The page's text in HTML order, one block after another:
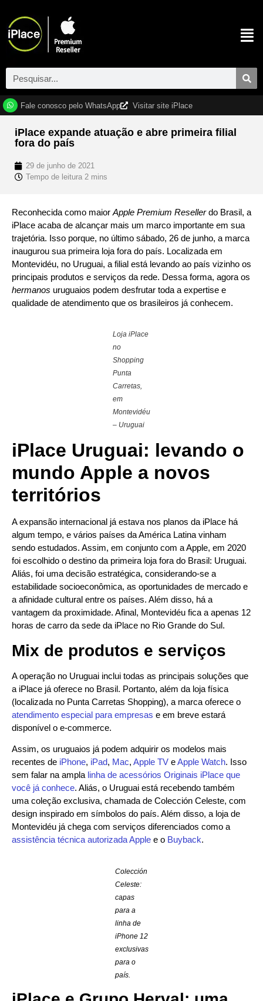
Fale conosco pelo WhatsApp Visitar site iPlace
iPlace expande atuação e abre primeira filial
fora do país
29 de junho de 2021
Reconhecida como maior Apple Premium Resellerdo Brasil, a
iPlace acaba de alcançar mais um marco importante em sua
trajetória. Isso porque, no último sábado, 26 de junho, a marca
inaugurou sua primeira loja fora do país. Localizada em
Montevidéu, no Uruguai, a filial está levando ao país vizinho os
principais produtos e serviços da rede. Dessa forma, agora os
hermanos uruguaios podem desfrutar toda a expertise e
qualidade de atendimento que os brasileiros já conhecem.
Loja iPlace
no
Shopping
Punta
Carretas,
em
Montevidéu
– Uruguai
iPlace Uruguai: levando o
mundo Apple a novos
territórios
A expansão internacional já estava nos planos da iPlace há
algum tempo, e vários países da América Latina vinham
sendo estudados. Assim, em conjunto com a Apple, em 2020
foi escolhido o destino da primeira loja fora do Brasil: Uruguai.
Aliás, foi uma decisão estratégica, considerando-se a
estabilidade socioeconômica, as oportunidades de mercado e
a afinidade cultural entre os países. Além disso, há a
vantagem da proximidade. Afinal, Montevidéu fica a apenas 12
horas de carro da sede da iPlace no Rio Grande do Sul.
Mix de produtos e serviços
A operação no Uruguai inclui todas as principais soluções que
a iPlace já oferece no Brasil. Portanto, além da loja física
(localizada no Punta Carretas Shopping), a marca oferece o
atendimento especial para empresas e em breve estará
disponível o e-commerce.
Assim, os uruguaios já podem adquirir os modelos mais
recentes de iPhone, iPad, Mac, Apple TV eApple Watch. Isso
sem falar na ampla linha de acessórios Originais iPlace que
você já conhece. Aliás, o Uruguai está recebendo também
uma coleção exclusiva, chamada de Colección Celeste, com
design inspirado em símbolos do país. Além disso, a loja de
Montevidéu já chega com serviços diferenciados como a
assistência técnica autorizada Apple e o Buyback.
Colección
Celeste:
capas
para a
linha de
iPhone 12
exclusivas
para o
país.